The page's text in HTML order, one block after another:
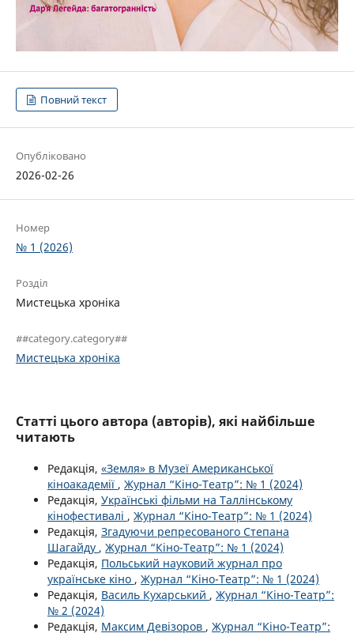
Повний текст
Опубліковано
2026-02-26
Номер
№ 1 (2026)
Розділ
Мистецька хроніка
##category.category##
Мистецька хроніка
Статті цього автора (авторів), які найбільше
читають
Редакція, «Земля» в Музеї Американської
кіноакадемії , Журнал “Кіно-Театр”: № 1 (2024)
Редакція, Українські фільми на Таллінському
кінофестивалі , Журнал “Кіно-Театр”: № 1 (2024)
Редакція, Згадуючи репресованого Степана
Шагайду , Журнал “Кіно-Театр”: № 1 (2024)
Редакція, Польський науковий журнал про
українське кіно , Журнал “Кіно-Театр”: № 1 (2024)
Редакція, Василь Кухарський , Журнал “Кіно-Театр”:
№ 2 (2024)
Редакція, Максим Девізоров , Журнал “Кіно-Театр”: